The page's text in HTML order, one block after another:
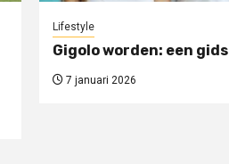
Lifestyle
Gigolo worden: een gids
7 januari 2026